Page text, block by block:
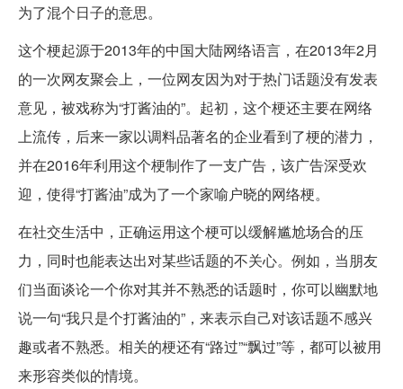
为了混个日子的意思。
这个梗起源于2013年的中国大陆网络语言，在2013年2月
的一次网友聚会上，一位网友因为对于热门话题没有发表
意见，被戏称为“打酱油的”。起初，这个梗还主要在网络
上流传，后来一家以调料品著名的企业看到了梗的潜力，
并在2016年利用这个梗制作了一支广告，该广告深受欢
迎，使得“打酱油”成为了一个家喻户晓的网络梗。
在社交生活中，正确运用这个梗可以缓解尴尬场合的压
力，同时也能表达出对某些话题的不关心。例如，当朋友
们当面谈论一个你对其并不熟悉的话题时，你可以幽默地
说一句“我只是个打酱油的”，来表示自己对该话题不感兴
趣或者不熟悉。相关的梗还有“路过”“飘过”等，都可以被用
来形容类似的情境。